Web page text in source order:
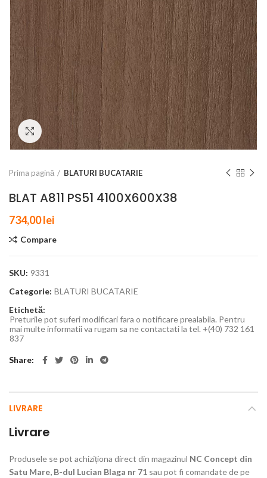
Click to enlarge
Prima pagină BLATURI BUCATARIE
BLAT A811 PS51 4100X600X38
734,00lei
Compare
SKU: 9331
Categorie: BLATURI BUCATARIE
Etichetă:
Preturile pot suferi modificari fara o notificare prealabila. Pentru
mai multe informatii va rugam sa ne contactati la tel. +(40) 732 161
837
Share
LIVRARE
Livrare
Produsele se pot achiziționa direct din magazinul NC Concept din
Satu Mare, B-dul Lucian Blaga nr 71 sau pot fi comandate de pe